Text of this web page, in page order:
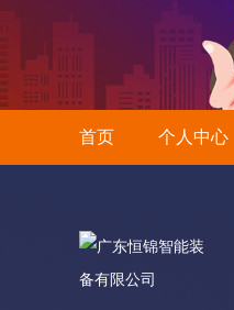
首页 个人中心